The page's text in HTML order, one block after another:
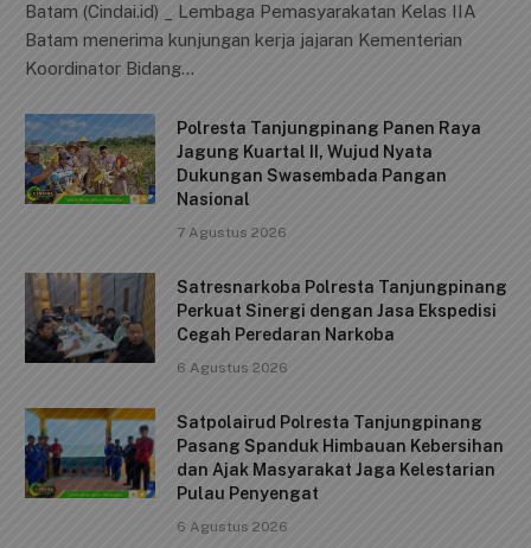
c
e
b
o
o
k
ai
l
at
s
p
p
p
n
k
ar
Batam (Cindai.id) _ Lembaga Pemasyarakatan Kelas IIA
Batam menerima kunjungan kerja jajaran Kementerian
Koordinator Bidang…
Polresta Tanjungpinang Panen Raya
Jagung Kuartal II, Wujud Nyata
Dukungan Swasembada Pangan
Nasional
7 Agustus 2026
Satresnarkoba Polresta Tanjungpinang
Perkuat Sinergi dengan Jasa Ekspedisi
Cegah Peredaran Narkoba
6 Agustus 2026
Satpolairud Polresta Tanjungpinang
Pasang Spanduk Himbauan Kebersihan
dan Ajak Masyarakat Jaga Kelestarian
Pulau Penyengat
6 Agustus 2026